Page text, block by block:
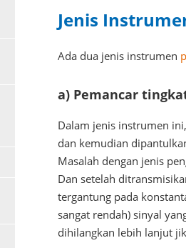
Jenis
Ada dua jenis instrumen
a) Pemancar
Dalam jenis instrumen
dan kemudian
Masalah dengan jenis
Dan setelah
tergantung pada
sangat rendah) sinyal
dihilangkan lebih lanjut